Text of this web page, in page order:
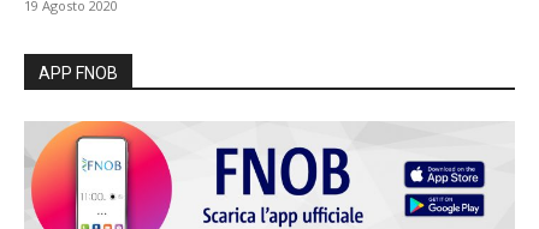
19 Agosto 2020
APP FNOB